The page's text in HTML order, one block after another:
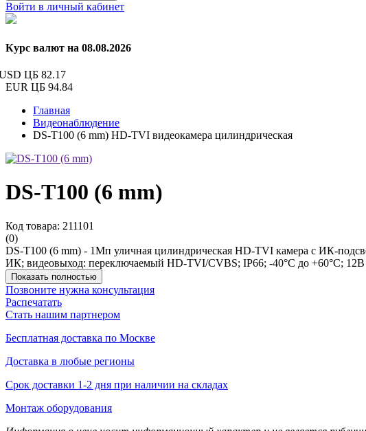
Войти в личный кабинет
Курс валют на 08.08.2026
ЦБ 82.17
EUR ЦБ 94.84
Главная
Видеонаблюдение
DS-T100 (6 mm) HD-TVI видеокамера цилиндрическая
DS-T100 (6 mm)
Код товара: 211101
(0)
DS-T100 (6 mm) - 1Мп уличная цилиндрическая HD-TVI камера с ИК-
ИК; видеовыход: переключаемый HD-TVI/CVBS; IP66; -40°С до +60°С;
Показать полностью
Позвоните нужна консультация
Распечатать
Стать нашим партнером
Бесплатная доставка по Москве
Доставка в любые регионы
Срок доставки 1-2 дня при наличии на складах
Монтаж оборудования